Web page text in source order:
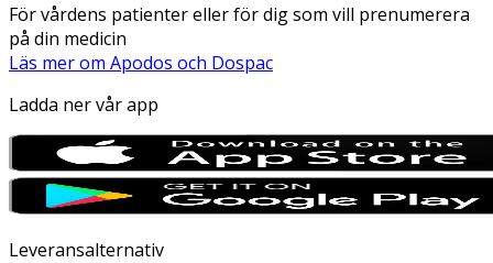
För vårdens patienter eller för dig som vill prenumerera
på din medicin
Läs mer om Apodos och Dospac
Ladda ner vår app
Leveransalternativ